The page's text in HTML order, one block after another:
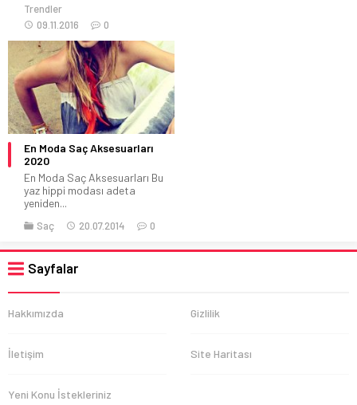
Trendler
09.11.2016
0
En Moda Saç Aksesuarları
2020
En Moda Saç Aksesuarları Bu
yaz hippi modası adeta
yeniden...
Saç 20.07.2014 0
Sayfalar
Hakkımızda Gizlilik
İletişim Site Haritası
Yeni Konu İstekleriniz